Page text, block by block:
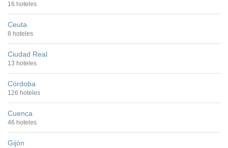
16 hoteles
Ceuta
8 hoteles
Ciudad Real
13 hoteles
Córdoba
126 hoteles
Cuenca
46 hoteles
Gijón